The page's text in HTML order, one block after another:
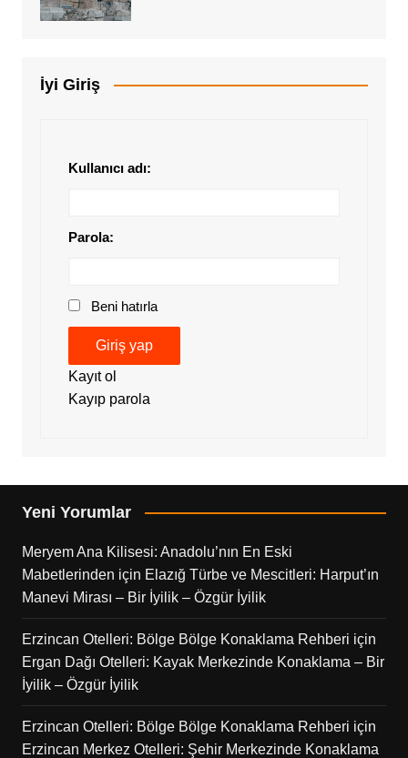
İyi Giriş
Kullanıcı adı:
Parola:
Beni hatırla
Giriş yap
Kayıt ol
Kayıp parola
Yeni Yorumlar
Meryem Ana Kilisesi: Anadolu’nın En Eski
Mabetlerinden için Elazığ Türbe ve Mescitleri: Harput’ın
Manevi Mirası – Bir İyilik – Özgür İyilik
Erzincan Otelleri: Bölge Bölge Konaklama Rehberi için
Ergan Dağı Otelleri: Kayak Merkezinde Konaklama – Bir
İyilik – Özgür İyilik
Erzincan Otelleri: Bölge Bölge Konaklama Rehberi için
Erzincan Merkez Otelleri: Şehir Merkezinde Konaklama